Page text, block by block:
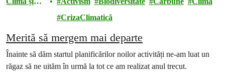
CrizaClimatică
Merită să mergem mai departe
Înainte să dăm startul planificărilor noilor activități ne-am luat un
răgaz să ne uităm în urmă la tot ce am realizat anul trecut.